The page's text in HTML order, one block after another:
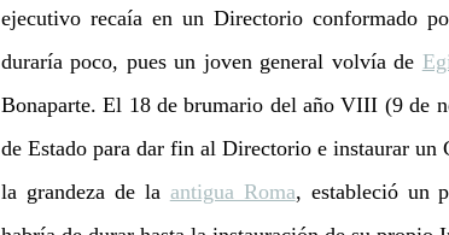
ejecutivo recaía en un Directorio conformado
duraría poco, pues un joven general volvía de
Bonaparte. El 18 de brumario del año VIII (9 de
de Estado para dar fin al Directorio e instaurar
la grandeza de la antigua Roma, estableció un